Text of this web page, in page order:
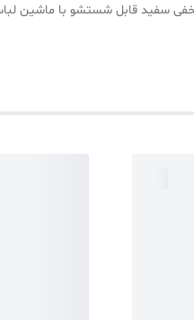
هست. زیپ مخفی سفید قابل شستشو با